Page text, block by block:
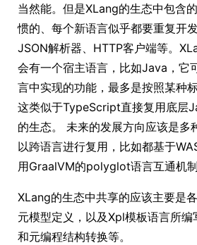
当然能。但是XLang的生态中包含
惯的、每个新语言似乎都要重复开
JSON解析器、HTTP客户端等。
会有一个宿主语言，比如Java，它
言中实现的功能，最多是按照某种
这类似于TypeScript直接复用底层
的生态。 未来的发展方向应该是多
以跨语言进行复用，比如都基于
用GraalVM的polyglot语言互通机制
XLang的生态中共享的应该主要是
元模型定义，以及Xpl模板语言所
和元编程结构转换等。